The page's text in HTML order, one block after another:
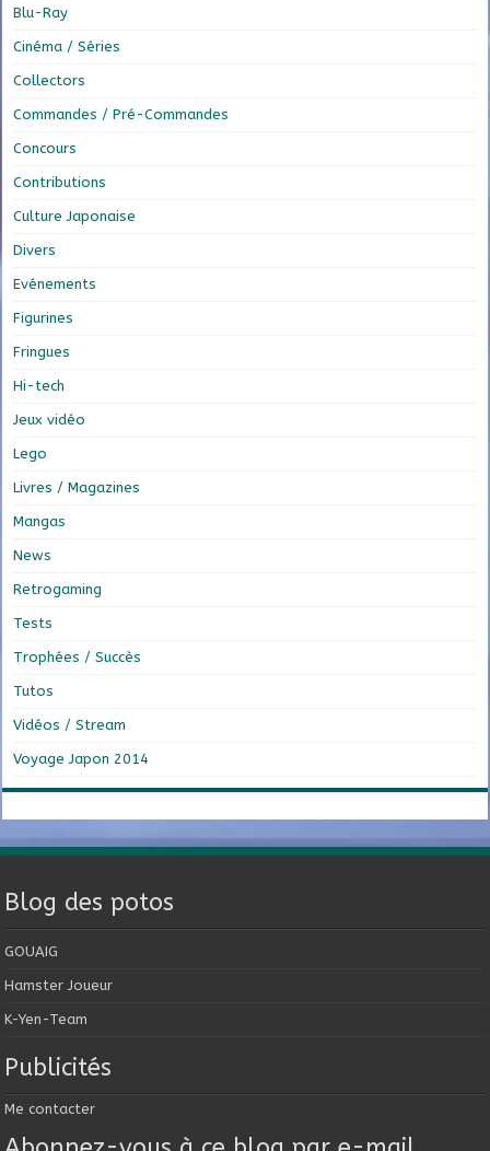
Blu-Ray
Cinéma / Séries
Collectors
Commandes / Pré-Commandes
Concours
Contributions
Culture Japonaise
Divers
Evénements
Figurines
Fringues
Hi-tech
Jeux vidéo
Lego
Livres / Magazines
Mangas
News
Retrogaming
Tests
Trophées / Succès
Tutos
Vidéos / Stream
Voyage Japon 2014
Blog des potos
GOUAIG
Hamster Joueur
K-Yen-Team
Publicités
Me contacter